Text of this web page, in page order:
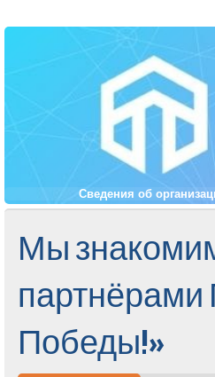
Сведения об
Мы
партнёрами
Победы!»